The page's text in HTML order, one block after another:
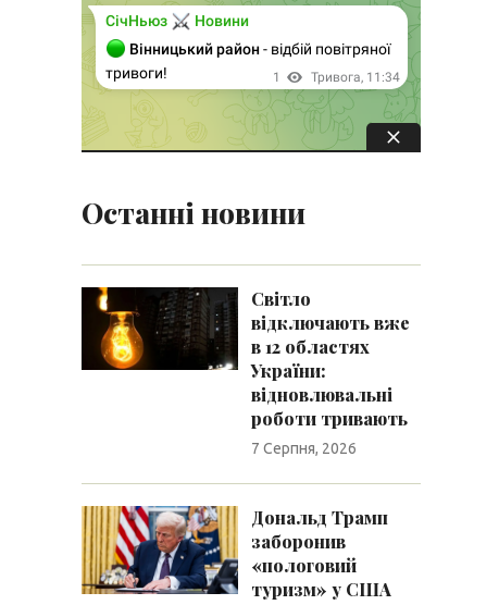
Останні новини
Світло
відключають вже
в 12 областях
України:
відновлювальні
роботи тривають
7 Серпня, 2026
Дональд Трамп
заборонив
«пологовий
туризм» у США